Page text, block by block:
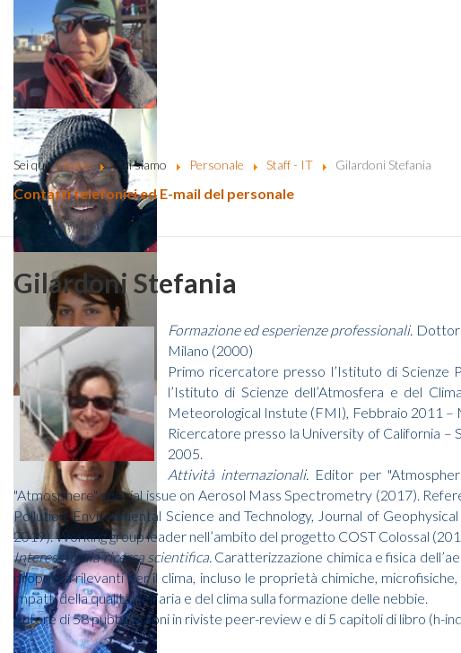
Sei qui:Home Chi siamo Personale Staff - IT Gilardoni Stefania
Contatti telefonici ed E-mail del personale
Gilardoni Stefania
Formazione ed esperienze professionali.
Milano (2000)
Primo ricercatore presso l’Istituto di Scienze
l’Istituto di Scienze dell’Atmosfera e del
Meteorological Instute (FMI), Febbraio 2011
Ricercatore presso la University of California –
2005.
Attività internazionali. Editor per
"Atmosphere" special issue on Aerosol Mass Spectrometry (2017).
Pollution, Environmental Science and Technology, Journal of
2019). Working group leader nell’ambito del progetto COST Colossal
Interessi della ricerca scientifica.Caratterizzazione chimica e fisica
proprietà rilevanti per il clima, incluso le proprietà chimiche,
impatti della qualità dell’aria e del clima sulla formazione delle nebbie.
Autore di 58 pubblicazioni in riviste peer-review e di 5 capitoli di libro (h-